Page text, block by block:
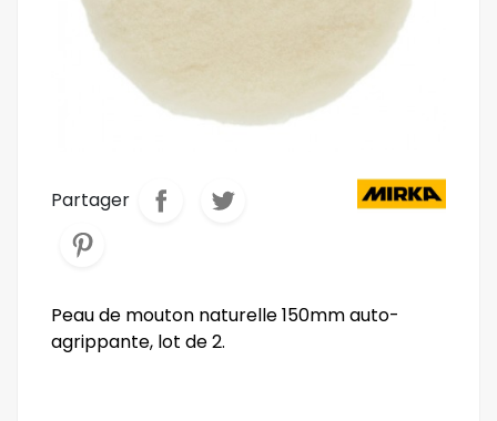
Partager
Peau de mouton naturelle 150mm auto-
agrippante, lot de 2.